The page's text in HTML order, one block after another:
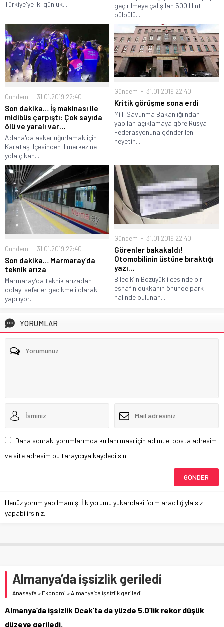
Türkiye'ye iki günlük...
geçirilmeye çalışılan 500 Hint
bülbülü...
Gündem 31.01.2019 22:40
Son dakika… İş makinası ile
midibüs çarpıştı: Çok sayıda
ölü ve yaralı var…
Adana'da asker uğurlamak için
Karataş ilçesinden il merkezine
yola çıkan...
Gündem 31.01.2019 22:40
Kritik görüşme sona erdi
Milli Savunma Bakanlığı'ndan
yapılan açıklamaya göre Rusya
Federasyonuna gönderilen
heyetin...
Gündem 31.01.2019 22:40
Son dakika… Marmaray’da
teknik arıza
Marmaray’da teknik arızadan
dolayı seferler gecikmeli olarak
yapılıyor.
Gündem 31.01.2019 22:40
Görenler bakakaldı!
Otomobilinin üstüne bıraktığı
yazı…
Bilecik’in Bozüyük ilçesinde bir
esnafın dükkanın önünde park
halinde bulunan...
YORUMLAR
Daha sonraki yorumlarımda kullanılması için adım, e-posta adresim
ve site adresim bu tarayıcıya kaydedilsin.
Henüz yorum yapılmamış. İlk yorumu yukarıdaki form aracılığıyla siz
yapabilirsiniz.
Almanya’da işsizlik geriledi
Anasayfa » Ekonomi »Almanya’da işsizlik geriledi
Almanya’da işsizlik Ocak’ta da yüzde 5.0’lik rekor düşük
düzeye geriledi.